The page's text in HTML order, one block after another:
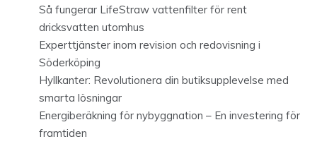
Så fungerar LifeStraw vattenfilter för rent
dricksvatten utomhus
Experttjänster inom revision och redovisning i
Söderköping
Hyllkanter: Revolutionera din butiksupplevelse med
smarta lösningar
Energiberäkning för nybyggnation – En investering för
framtiden